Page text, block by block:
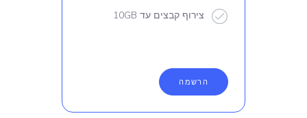
צירוף קבצים עד 10GB
הרשמה